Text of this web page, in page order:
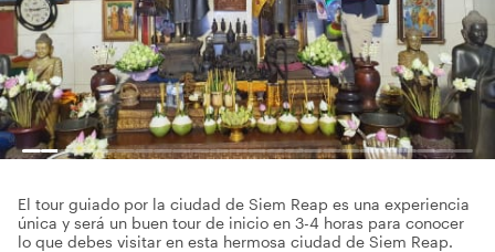
El tour guiado por la ciudad de Siem Reap es una experiencia
única y será un buen tour de inicio en 3-4 horas para conocer
lo que debes visitar en esta hermosa ciudad de Siem Reap.